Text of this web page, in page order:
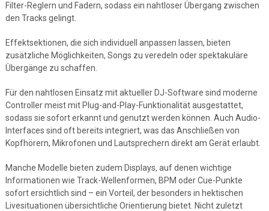
Filter-Reglern und Fadern, sodass ein nahtloser Übergang zwischen
den Tracks gelingt.
Effektsektionen, die sich individuell anpassen lassen, bieten
zusätzliche Möglichkeiten, Songs zu veredeln oder spektakuläre
Übergänge zu schaffen.
Für den nahtlosen Einsatz mit aktueller DJ-Software sind moderne
Controller meist mit Plug-and-Play-Funktionalität ausgestattet,
sodass sie sofort erkannt und genutzt werden können. Auch Audio-
Interfaces sind oft bereits integriert, was das Anschließen von
Kopfhörern, Mikrofonen und Lautsprechern direkt am Gerät erlaubt.
Manche Modelle bieten zudem Displays, auf denen wichtige
Informationen wie Track-Wellenformen, BPM oder Cue-Punkte
sofort ersichtlich sind – ein Vorteil, der besonders in hektischen
Livesituationen übersichtliche Orientierung bietet. Nicht zuletzt